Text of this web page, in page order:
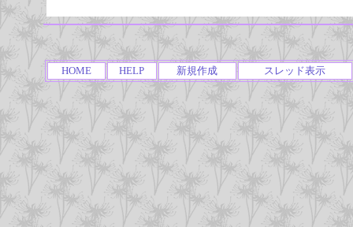
HOME HELP 新規作成 スレッド表示